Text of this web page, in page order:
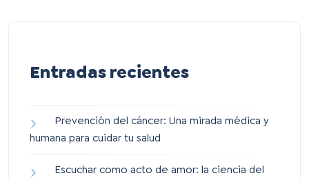
Entradas recientes
Prevención del cáncer: Una mirada médica y
humana para cuidar tu salud
Escuchar como acto de amor: la ciencia del